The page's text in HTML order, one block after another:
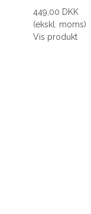
449,00 DKK
(ekskl. moms)
Vis produkt